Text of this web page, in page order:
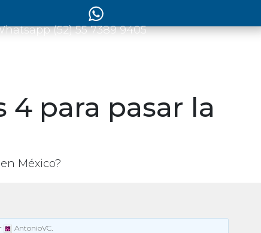
(52) 55 7389 9405
para pasar la
México?
AntonioVC.